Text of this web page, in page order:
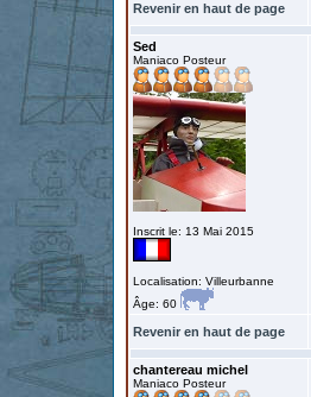
Revenir en haut de page
Sed
Maniaco Posteur
Inscrit le: 13 Mai 2015
Localisation: Villeurbanne
Âge: 60
Revenir en haut de page
chantereau michel
Maniaco Posteur